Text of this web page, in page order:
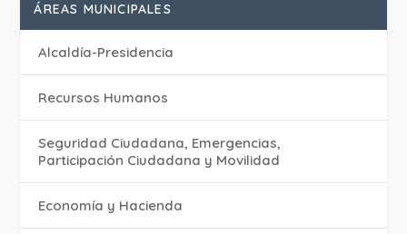
ÁREAS MUNICIPALES
Alcaldía-Presidencia
Recursos Humanos
Seguridad Ciudadana, Emergencias,
Participación Ciudadana y Movilidad
Economía y Hacienda